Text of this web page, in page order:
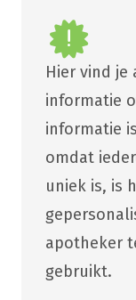
Hier vind je
informatie
informatie
omdat
uniek is, is
apotheker
gebruikt.